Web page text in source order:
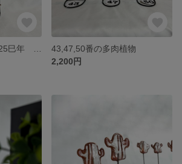
43,47,50番の多肉植物
2,200円